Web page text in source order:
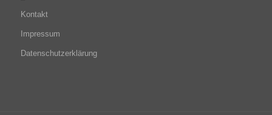
Kontakt
Impressum
Datenschutzerklärung